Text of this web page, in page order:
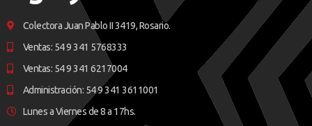
Colectora Juan Pablo II 3419, Rosario.
Ventas: 54 9 341 5768333
Ventas: 54 9 341 6217004
Administración: 54 9 341 3611001
Lunes a Viernes de 8 a 17hs.